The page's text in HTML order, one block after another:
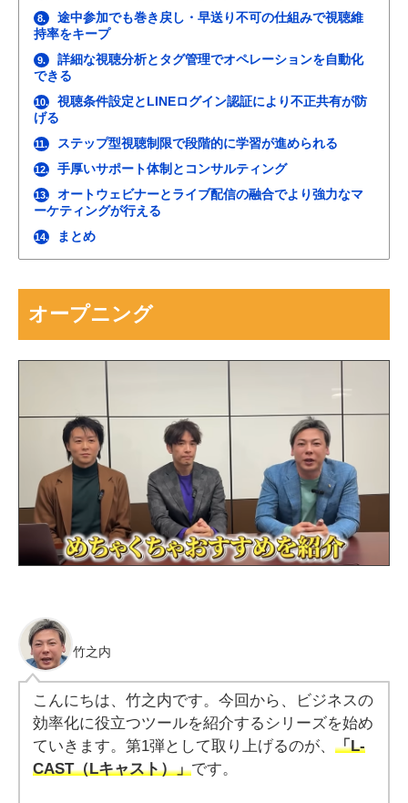
8.
途中参加でも巻き戻し・早送り不可の仕組みで視聴維
持率をキープ
9.
詳細な視聴分析とタグ管理でオペレーションを自動化
できる
10.
視聴条件設定とLINEログイン認証により不正共有が防
げる
11. ステップ型視聴制限で段階的に学習が進められる
12. 手厚いサポート体制とコンサルティング
13.
オートウェビナーとライブ配信の融合でより強力なマ
ーケティングが行える
14. まとめ
オープニング
竹之内
こんにちは、竹之内です。今回から、ビジネスの
効率化に役立つツールを紹介するシリーズを始め
ていきます。第1弾として取り上げるのが、「L-
CAST（Lキャスト）」です。